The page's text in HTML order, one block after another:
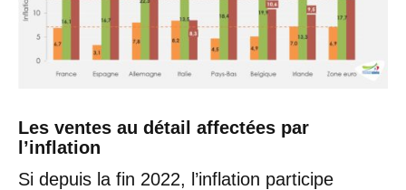
Les ventes au détail affectées par
l’inflation
Si depuis la fin 2022, l’inflation participe